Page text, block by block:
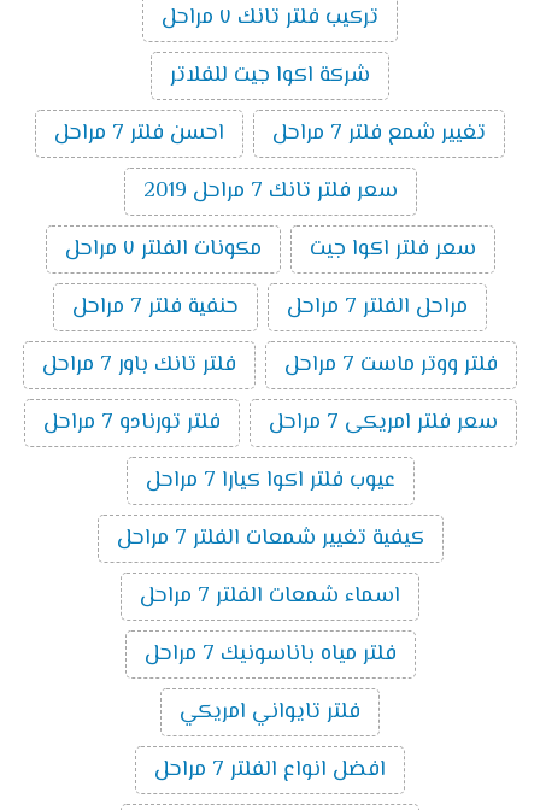
تركيب فلتر تانك ٧ مراحل
شركة اكوا جيت للفلاتر
تغيير شمع فلتر 7 مراحل
احسن فلتر 7 مراحل
سعر فلتر تانك 7 مراحل 2019
سعر فلتر اكوا جيت
مكونات الفلتر ٧ مراحل
مراحل الفلتر 7 مراحل
حنفية فلتر 7 مراحل
فلتر ووتر ماست 7 مراحل
فلتر تانك باور 7 مراحل
سعر فلتر امريكى 7 مراحل
فلتر تورنادو 7 مراحل
عيوب فلتر اكوا كيارا 7 مراحل
كيفية تغيير شمعات الفلتر 7 مراحل
اسماء شمعات الفلتر 7 مراحل
فلتر مياه باناسونيك 7 مراحل
فلتر تايواني امريكي
افضل انواع الفلتر 7 مراحل